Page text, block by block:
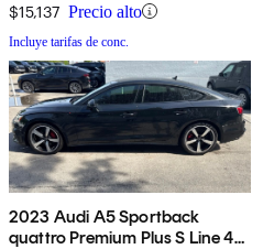
$15,137 Precio alto
Incluye tarifas de conc.
2023 Audi A5 Sportback
quattro Premium Plus S Line 45